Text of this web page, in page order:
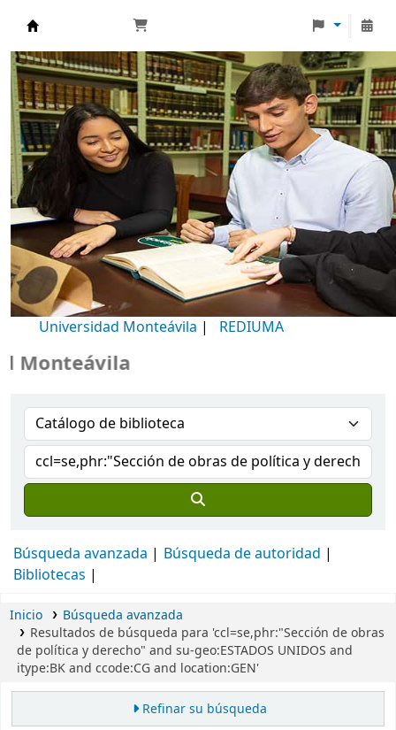
Biblioteca Universidad Monteávila
Universidad Monteávila | REDIUMA
Búsqueda avanzada
Búsqueda de autoridad
Bibliotecas
Inicio
Búsqueda avanzada
Resultados de búsqueda para 'ccl=se,phr:"Sección de obras
de política y derecho" and su-geo:ESTADOS UNIDOS and
itype:BK and ccode:CG and location:GEN'
Refinar su búsqueda